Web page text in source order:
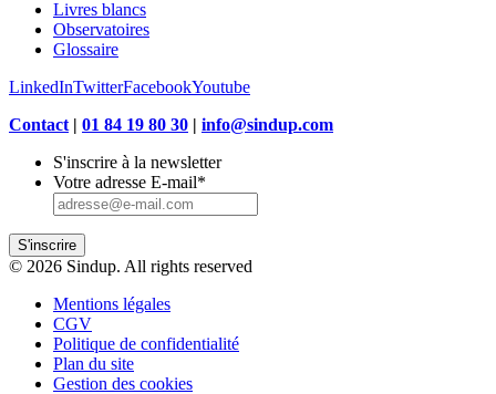
Livres blancs
Observatoires
Glossaire
LinkedInTwitterFacebookYoutube
Contact | 01 84 19 80 30 | info@sindup.com
S'inscrire à la newsletter
Votre adresse E-mail*
S'inscrire
© 2026 Sindup. All rights reserved
Mentions légales
CGV
Politique de confidentialité
Plan du site
Gestion des cookies